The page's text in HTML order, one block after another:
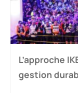
L’approche
gestion